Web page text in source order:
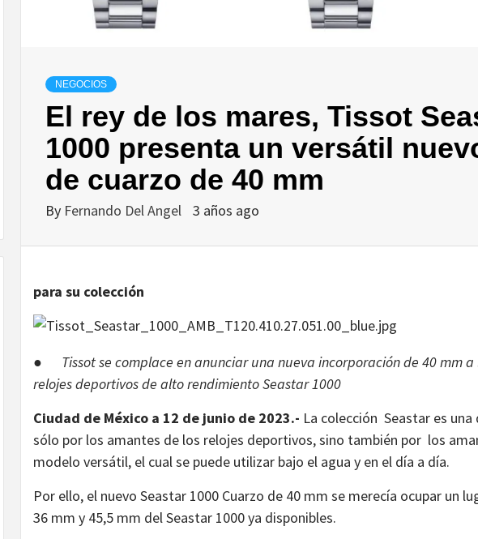
NEGOCIOS
El rey de los mares, Tissot
1000 presenta un versátil
de cuarzo de 40 mm
By Fernando Del Angel 3 años ago
para su colección
● Tissot se complace en anunciar una nueva incorporación de 40 mm
relojes deportivos de alto rendimiento Seastar 1000
Ciudad de México a 12 de junio de 2023.- La colección Seastar es una
sólo por los amantes de los relojes deportivos, sino también por los
modelo versátil, el cual se puede utilizar bajo el agua y en el día a día.
Por ello, el nuevo Seastar 1000 Cuarzo de 40 mm se merecía ocupar un
36 mm y 45,5 mm del Seastar 1000 ya disponibles.